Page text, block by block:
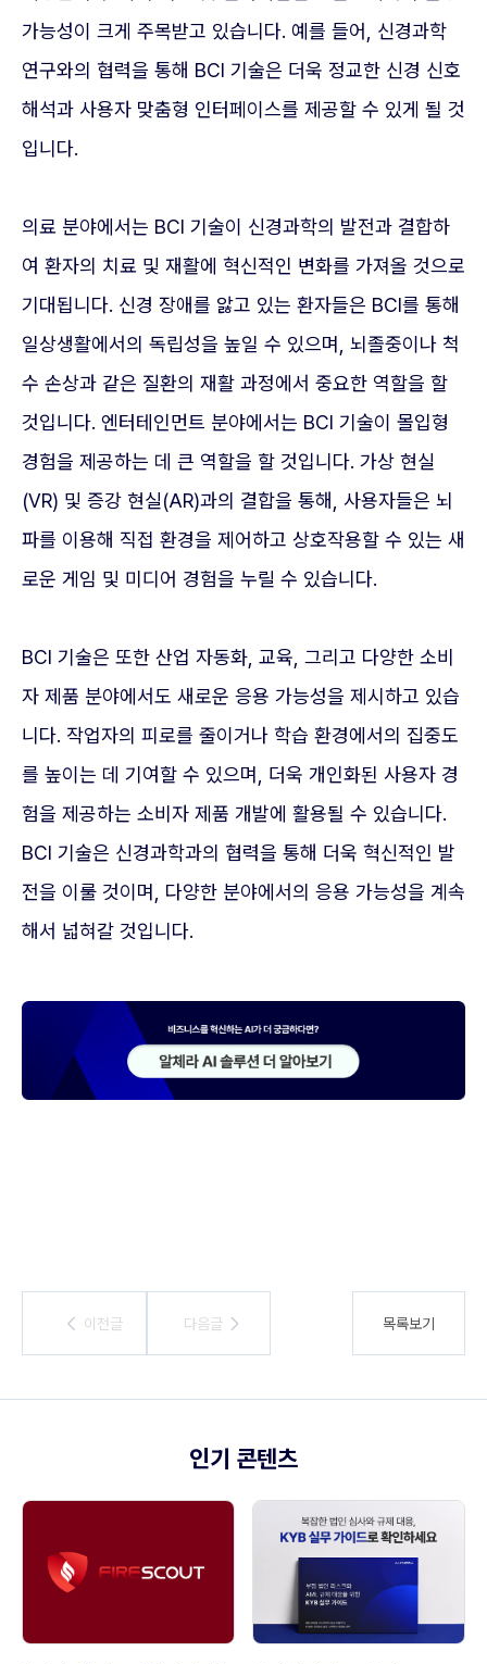
가능성이 크게 주목받고 있습니다. 예를 들어, 신경과학
연구와의 협력을 통해 BCI 기술은 더욱 정교한 신경 신호
해석과 사용자 맞춤형 인터페이스를 제공할 수 있게 될 것
입니다.
의료 분야에서는 BCI 기술이 신경과학의 발전과 결합하
여 환자의 치료 및 재활에 혁신적인 변화를 가져올 것으로
기대됩니다. 신경 장애를 앓고 있는 환자들은 BCI를 통해
일상생활에서의 독립성을 높일 수 있으며, 뇌졸중이나 척
수 손상과 같은 질환의 재활 과정에서 중요한 역할을 할
것입니다. 엔터테인먼트 분야에서는 BCI 기술이 몰입형
경험을 제공하는 데 큰 역할을 할 것입니다. 가상 현실
(VR) 및 증강 현실(AR)과의 결합을 통해, 사용자들은 뇌
파를 이용해 직접 환경을 제어하고 상호작용할 수 있는 새
로운 게임 및 미디어 경험을 누릴 수 있습니다.
BCI 기술은 또한 산업 자동화, 교육, 그리고 다양한 소비
자 제품 분야에서도 새로운 응용 가능성을 제시하고 있습
니다. 작업자의 피로를 줄이거나 학습 환경에서의 집중도
를 높이는 데 기여할 수 있으며, 더욱 개인화된 사용자 경
험을 제공하는 소비자 제품 개발에 활용될 수 있습니다.
BCI 기술은 신경과학과의 협력을 통해 더욱 혁신적인 발
전을 이룰 것이며, 다양한 분야에서의 응용 가능성을 계속
해서 넓혀갈 것입니다.
이전글
이전글 다음글
다음글 목록보기
인기 콘텐츠